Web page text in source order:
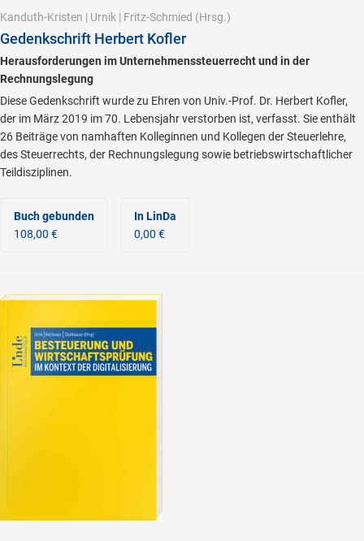
Kanduth-Kristen | Urnik | Fritz-Schmied (Hrsg.)
Gedenkschrift Herbert Kofler
Herausforderungen im Unternehmenssteuerrecht und in der
Rechnungslegung
Diese Gedenkschrift wurde zu Ehren von Univ.-Prof. Dr. Herbert Kofler,
der im März 2019 im 70. Lebensjahr verstorben ist, verfasst. Sie enthält
26 Beiträge von namhaften Kolleginnen und Kollegen der Steuerlehre,
des Steuerrechts, der Rechnungslegung sowie betriebswirtschaftlicher
Teildisziplinen.
Buch gebunden
108,00 €
In LinDa
0,00 €